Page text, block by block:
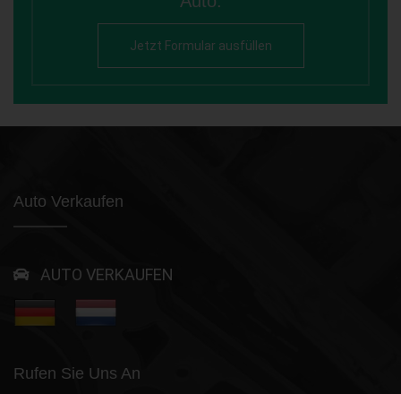
Jetzt Formular ausfüllen
Auto Verkaufen
AUTO VERKAUFEN
Rufen Sie Uns An